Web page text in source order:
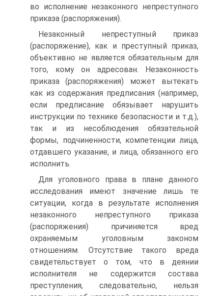
во исполнение незаконного непреступного
приказа (распоряжения).
Незаконный непреступный приказ
(распоряжение), как и преступный приказ,
объективно не является обязательным для
того, кому он адресован. Незаконность
приказа (распоряжения) может вытекать
как из содержания предписания (например,
если предписание обязывает нарушить
инструкции по технике безопасности и т.д.),
так и из несоблюдения обязательной
формы, подчиненности, компетенции лица,
отдавшего указание, и лица, обязанного его
исполнить.
Для уголовного права в плане данного
исследования имеют значение лишь те
ситуации, когда в результате исполнения
незаконного непреступного приказа
(распоряжения) причиняется вред
охраняемым уголовным законом
отношениям. Отсутствие такого вреда
свидетельствует о том, что в деянии
исполнителя не содержится состава
преступления, следовательно, нельзя